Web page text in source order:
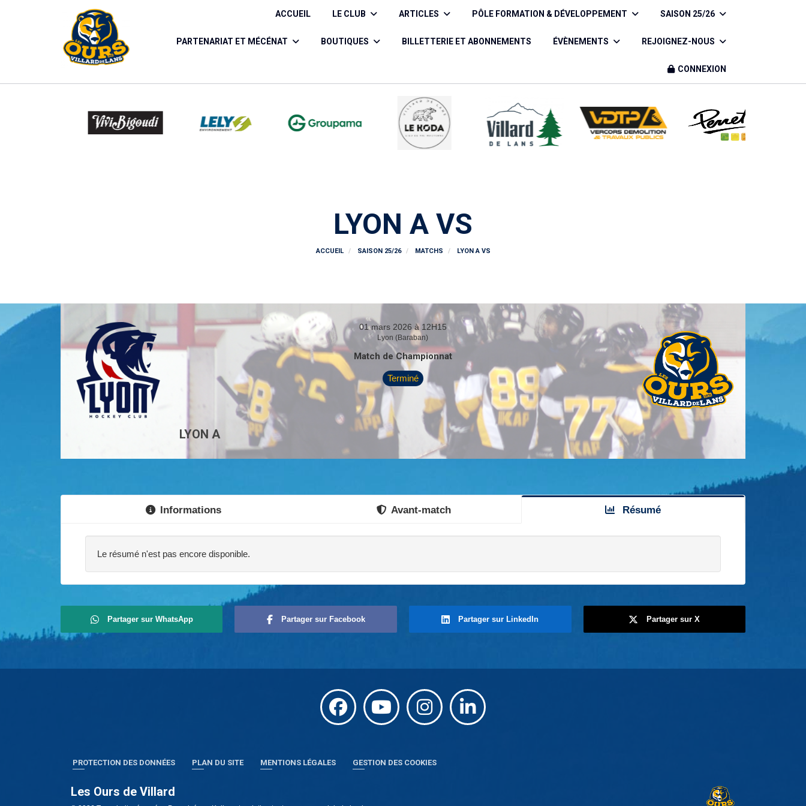
ACCUEIL LE CLUB ARTICLES PÔLE FORMATION & DÉVELOPPEMENT SAISON 25/26
PARTENARIAT ET MÉCÉNAT BOUTIQUES BILLETTERIE ET ABONNEMENTS ÉVÈNEMENTS REJOIGNEZ-NOUS
CONNEXION
LYON A VS
ACCUEIL SAISON 25/26 MATCHS LYON A VS
01 mars 2026 à 12H15
Lyon (Baraban)
Match de Championnat
Terminé
LYON A
Informations Avant-match Résumé
Le résumé n'est pas encore disponible.
Partager sur WhatsApp Partager sur Facebook Partager sur LinkedIn Partager sur X
PROTECTION DES DONNÉES PLAN DU SITE MENTIONS LÉGALES GESTION DES COOKIES
Les Ours de Villard
Panneau de gestion des cookies